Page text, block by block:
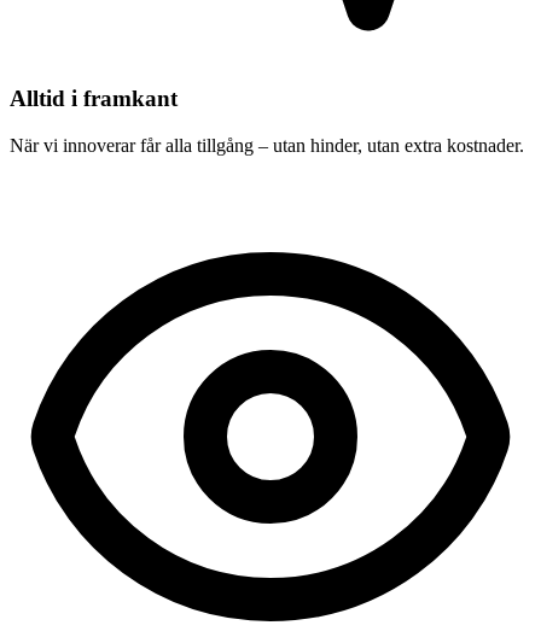
Alltid i framkant
När vi innoverar får alla tillgång – utan hinder, utan extra kostnader.